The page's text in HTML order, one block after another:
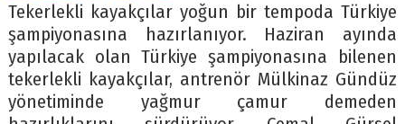
Tekerlekli kayakçılar yoğun bir tempoda Türkiye
şampiyonasına hazırlanıyor. Haziran ayında
yapılacak olan Türkiye şampiyonasına bilenen
tekerlekli kayakçılar, antrenör Mülkinaz Gündüz
yönetiminde yağmur çamur demeden